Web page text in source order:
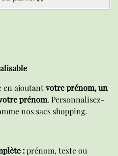
en ajoutantvotre prénom, un
prénom. Personnalisez-
nos sacs shopping.
:prénom, texte ou